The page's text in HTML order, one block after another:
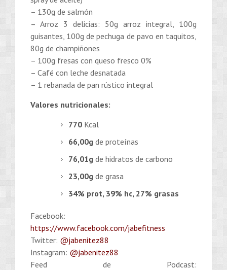
– 130g de salmón
– Arroz 3 delicias: 50g arroz integral, 100g
guisantes, 100g de pechuga de pavo en taquitos,
80g de champiñones
– 100g fresas con queso fresco 0%
– Café con leche desnatada
– 1 rebanada de pan rústico integral
Valores nutricionales:
770 Kcal
66,00g de proteínas
76,01g de hidratos de carbono
23,00g de grasa
34% prot, 39% hc, 27% grasas
Facebook:
https://www.facebook.com/jabefitness
Twitter: @jabenitez88
Instagram: @jabenitez88
Feed de Podcast: